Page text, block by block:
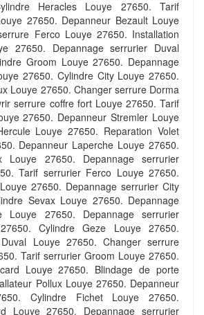
Heracles Louye 27650. Tarif
27650. Depanneur Bezault Louye
Ferco Louye 27650. Installation
27650. Depannage serrurier Duval
Groom Louye 27650. Depannage
27650. Cylindre City Louye 27650.
Louye 27650. Changer serrure Dorma
serrure coffre fort Louye 27650. Tarif
27650. Depanneur Stremler Louye
Louye 27650. Reparation Volet
Depanneur Laperche Louye 27650.
Louye 27650. Depannage serrurier
Tarif serrurier Ferco Louye 27650.
27650. Depannage serrurier City
Sevax Louye 27650. Depannage
Louye 27650. Depannage serrurier
Cylindre Geze Louye 27650.
Louye 27650. Changer serrure
Tarif serrurier Groom Louye 27650.
Louye 27650. Blindage de porte
Pollux Louye 27650. Depanneur
Cylindre Fichet Louye 27650.
Louye 27650. Depannage serrurier